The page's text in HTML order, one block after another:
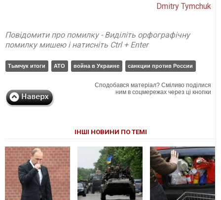
Dmitry Tymchuk
Повідомити про помилку - Виділіть орфографічну
помилку мишею і натисніть Ctrl + Enter
Тымчук итоги АТО война в Украине санкции против России
Сподобався матеріал? Сміливо поділися
ним в соцмережах через ці кнопки
ІНШІ НОВИНИ ПО ТЕМІ